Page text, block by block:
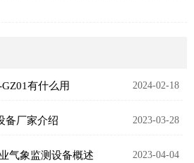
有什么用 2024-02-18
备厂家介绍 2023-03-28
气象监测设备概述 2023-04-04